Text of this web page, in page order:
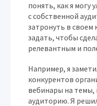
понять, как я могу
с собственной
затронуть в своем
задать, чтобы
релевантным и
Например, я
конкурентов
вебинары на темы,
аудиторию. Я